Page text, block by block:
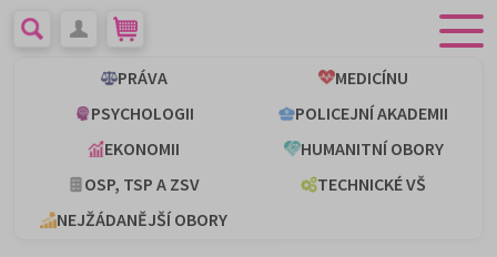
PRÁVA
MEDICÍNU
PSYCHOLOGII
POLICEJNÍ AKADEMII
EKONOMII
HUMANITNÍ OBORY
OSP, TSP A ZSV
TECHNICKÉ VŠ
NEJŽÁDANĚJŠÍ OBORY